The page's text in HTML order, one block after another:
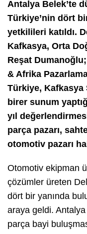
Antalya Belek’te
Türkiye’nin dört
yetkilileri katıldı.
Kafkasya, Orta
Reşat
& Afrika
Türkiye, Kafkasya
birer sunum
yıl
parça pazarı,
otomotiv pazarı
Otomotiv ekipman
çözümler üreten
dört bir yanında
araya geldi.
parça bayi